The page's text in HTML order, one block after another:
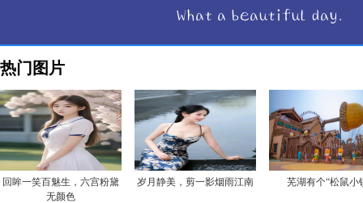
热门图片
回眸一笑百魅生，六宫粉黛
无颜色
岁月静美，剪一影烟雨江南 芜湖有个“松鼠小